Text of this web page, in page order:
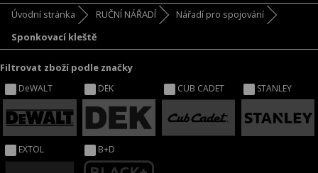
Úvodní stránka RUČNÍ NÁŘADÍ
Nářadí pro spojování
Sponkovací kleště
Filtrovat zboží podle značky
DeWALT DEK CUB CADET STANLEY
EXTOL B+D